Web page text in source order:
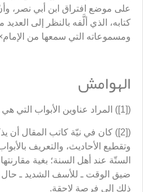
على موضع افتراق ابن أبي نصر،
كتابه، الذي ألَّفه بالنظر إلى
ومسموعاته التي سمعها من
الهوامش
([1]) المراد عناوين الأبواب التي هي نوع تعريف بروايات الأبواب.
([2]) كان في نيّة كاتب المقال أن
وتقطيع الأحاديث، والتعريف
الستّة عند أهل السنة؛ بغية مقارنتها
ضيق الوقت ـ للأسف الشديد ـ
ذلك إلى فرصة لاحقة.